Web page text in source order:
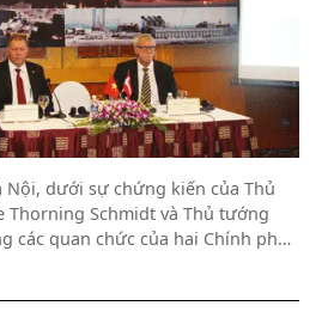
Nội, dưới sự chứng kiến của Thủ
Schmidt và Thủ tướng
các quan chức của hai Chính phủ,
hợp tác về nâng cấp và sửa
giữa Tập đoàn Semco Maritime